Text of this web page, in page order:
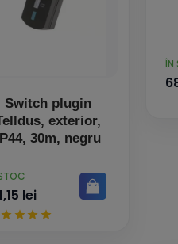
Switch plugin
exterior,
IP44, 30m, negru
lei
ÎN